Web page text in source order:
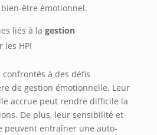
être émotionnel.
liés à la gestion
les HPI
confrontés à des défis
de gestion émotionnelle. Leur
accrue peut rendre difficile la
De plus, leur sensibilité et
peuvent entraîner une auto-